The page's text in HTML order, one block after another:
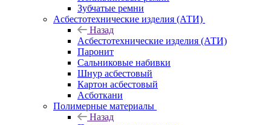
Зубчатые ремни
Асбестотехнические изделия (АТИ)
Назад
Асбестотехнические изделия (АТИ)
Паронит
Сальниковые набивки
Шнур асбестовый
Картон асбестовый
Асботкани
Полимерные материалы
Назад